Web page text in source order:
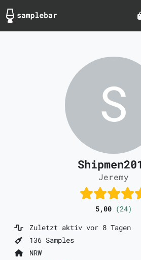
Jeremy
5,00 (24)
Zuletzt aktiv vor 8 Tagen
136 Samples
NRW